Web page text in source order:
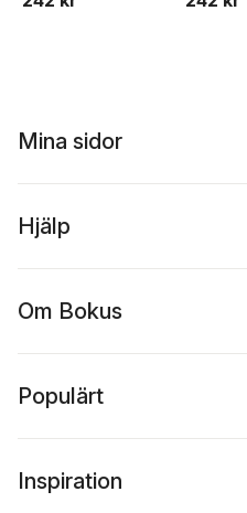
Mina sidor
Hjälp
Om Bokus
Populärt
Inspiration